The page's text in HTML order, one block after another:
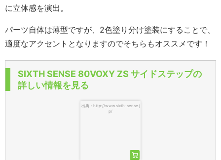
に立体感を演出。
パーツ自体は薄型ですが、2色塗り分け塗装にすることで、
適度なアクセントとなりますのでそちらもオススメです！
SIXTH SENSE 80VOXY ZS サイドステップの
詳しい情報を見る
出典：http://www.sixth-sense.j
p/